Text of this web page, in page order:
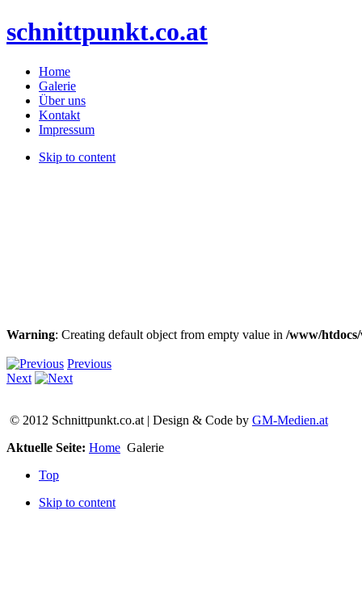
schnittpunkt.co.at
Home
Galerie
Über uns
Kontakt
Impressum
Skip to content
Warning: Creating default object from empty value in /www/
Previous
Next
© 2012 Schnittpunkt.co.at | Design & Code by GM-Medien.at
Aktuelle Seite: Home Galerie
Top
Skip to content